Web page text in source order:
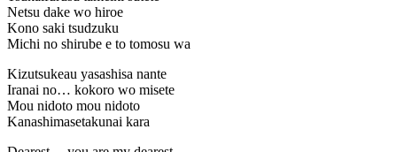
Netsu dake wo hiroe
Kono saki tsudzuku
Michi no shirube e to tomosu wa
Kizutsukeau yasashisa nante
Iranai no… kokoro wo misete
Mou nidoto mou nidoto
Kanashimasetakunai kara